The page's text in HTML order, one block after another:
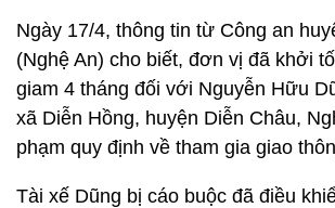
Ngày 17/4, thông tin từ Công an
(Nghệ An) cho biết, đơn vị đã khởi
giam 4 tháng đối với Nguyễn Hữu
xã Diễn Hồng, huyện Diễn Châu,
phạm quy định về tham gia giao
Tài xế Dũng bị cáo buộc đã điều